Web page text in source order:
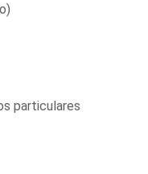
particulares